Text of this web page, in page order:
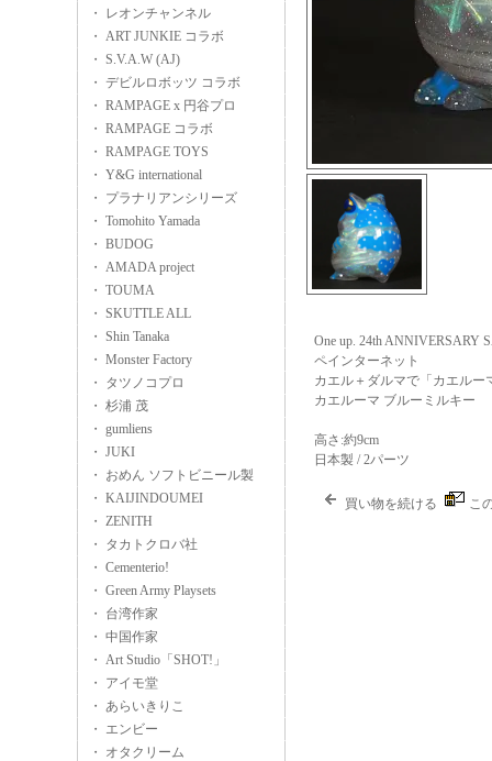
・ レオンチャンネル
・ ART JUNKIE コラボ
・ S.V.A.W (AJ)
・ デビルロボッツ コラボ
・ RAMPAGE x 円谷プロ
・ RAMPAGE コラボ
・ RAMPAGE TOYS
・ Y&G international
・ プラナリアンシリーズ
・ Tomohito Yamada
・ BUDOG
・ AMADA project
・ TOUMA
・ SKUTTLE ALL
・ Shin Tanaka
・ Monster Factory
・ タツノコプロ
・ 杉浦 茂
・ gumliens
・ JUKI
・ おめん ソフトビニール製
・ KAIJINDOUMEI
・ ZENITH
・ タカトクロバ社
・ Cementerio!
・ Green Army Playsets
・ 台湾作家
・ 中国作家
・ Art Studio「SHOT!」
・ アイモ堂
・ あらいきりこ
・ エンビー
・ オタクリーム
One up. 24th ANNIVERSARY
ペインターネット
カエル＋ダルマで「カエルー
カエルーマ ブルーミルキー
高さ:約9cm
日本製 / 2パーツ
買い物を続ける こ